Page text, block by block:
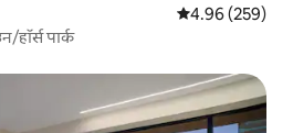
औसत रेटिंग 5 में से
4.96 (259)
पार्क